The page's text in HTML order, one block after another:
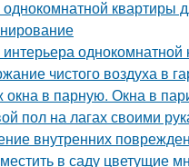
квартиры
однокомнатной
чистого воздуха в
в парную. Окна в
пол на лагах своими
внутренних
в саду цветущие